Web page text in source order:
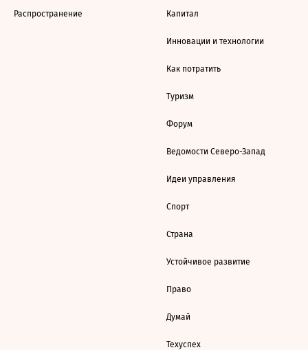
Распространение Капитал
Инновации и технологии
Как потратить
Туризм
Форум
Ведомости Северо-Запад
Идеи управления
Спорт
Страна
Устойчивое развитие
Право
Думай
Техуспех